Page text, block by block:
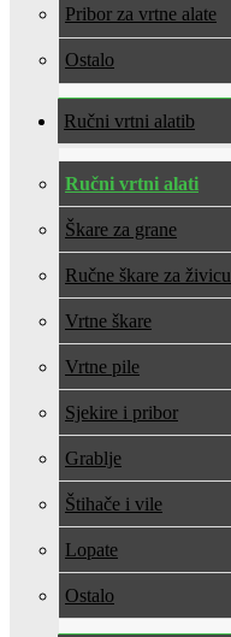
Pribor za vrtne alate
Ostalo
Ručni vrtni alati
Ručni vrtni alati
Škare za grane
Ručne škare za živicu
Vrtne škare
Vrtne pile
Sjekire i pribor
Grablje
Štihače i vile
Lopate
Ostalo